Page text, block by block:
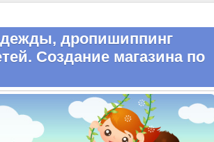
дропишиппинг
Создание магазина по